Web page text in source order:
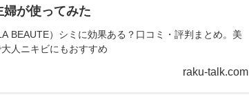
婦が使ってみた
BEAUTE）シミに効果ある？口コミ・評判まとめ。美
人ニキビにもおすすめ
raku-talk.com